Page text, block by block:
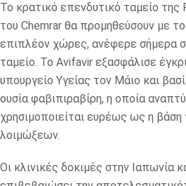
Το κρατικό επενδυτικό ταμείο της
του Chemrar θα προμηθεύσουν με
επιπλέον χώρες, ανέφερε σήμερα
ταμείο. Το Avifavir εξασφάλισε
υπουργείο Υγείας τον Μάιο και
ουσία φαβιπιραβίρη, η οποία
χρησιμοποιείται ευρέως ως η βάση
λοιμώξεων.
Οι κλινικές δοκιμές στην Ιαπωνία